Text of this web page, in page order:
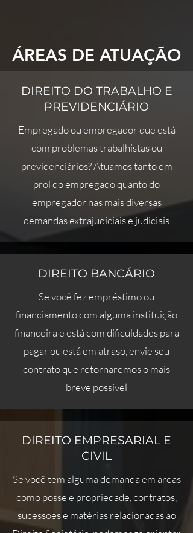
ÁREAS DE ATUAÇÃO
DIREITO DO TRABALHO E
PREVIDENCIÁRIO
Empregado ou empregador que está
com problemas trabalhistas ou
previdenciários? Atuamos tanto em
prol do empregado quanto do
empregador nas mais diversas
demandas extrajudiciais e judiciais
DIREITO BANCÁRIO
Se você fez empréstimo ou
financiamento com alguma instituição
financeira e está com dificuldades para
pagar ou está em atraso, envie seu
contrato que retornaremos o mais
breve possível
DIREITO EMPRESARIAL E
CIVIL
Se você tem alguma demanda em áreas
como posse e propriedade, contratos,
sucessões e matérias relacionadas ao